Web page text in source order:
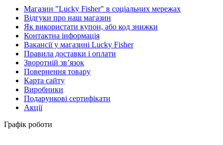
Магазин "Lucky Fisher" в соціальних мережах
Відгуки про наш магазин
Як використати купон, або код знижки
Контактна інформація
Вакансії у магазині Lucky Fisher
Правила доставки і оплати
Зворотній зв’язок
Повернення товару
Карта сайту
Виробники
Подарункові сертифікати
Акції
Графік роботи